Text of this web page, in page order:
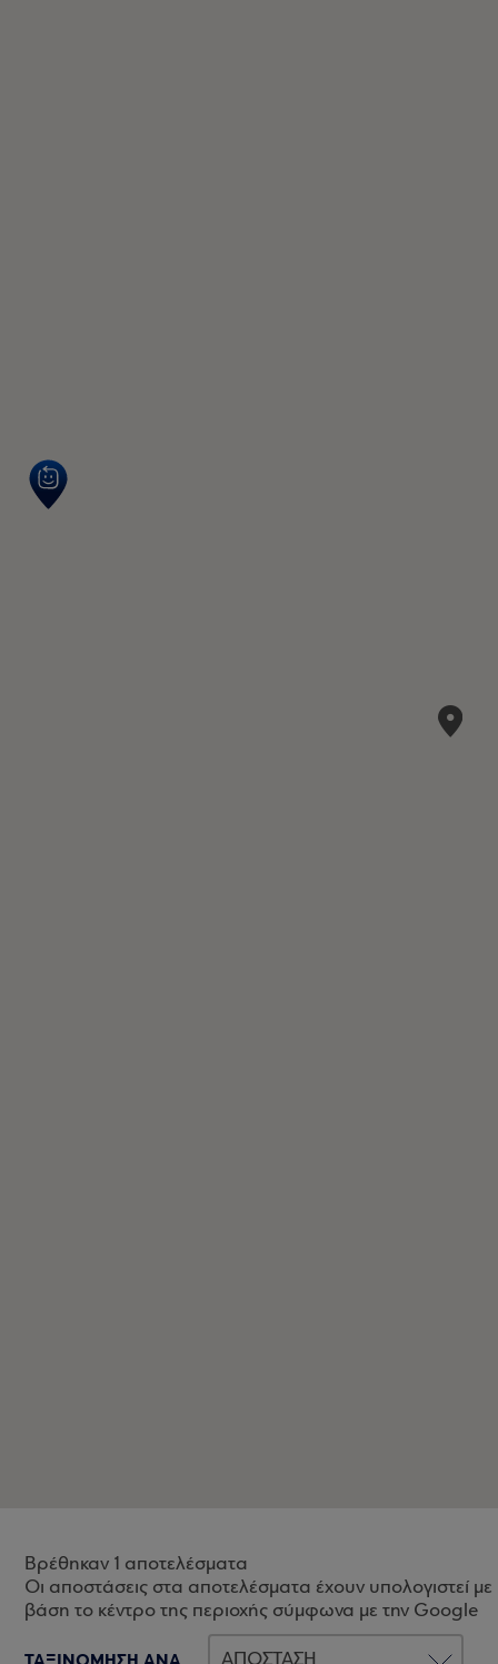
Βρέθηκαν 1 αποτελέσματα
Οι αποστάσεις στα αποτελέσματα έχουν υπολογιστεί με
βάση το κέντρο της περιοχής σύμφωνα με την Google